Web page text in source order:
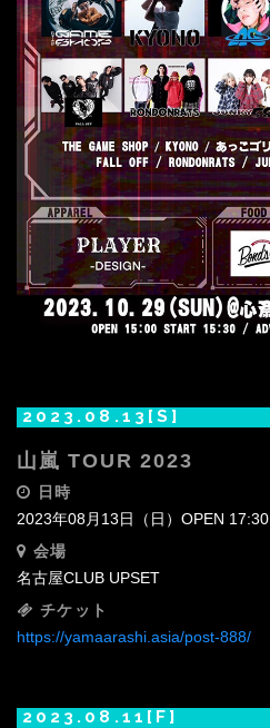
2023.08.13[S]
山嵐 TOUR 2023
日時
2023年08月13日（日）OPEN 17:30
会場
名古屋CLUB UPSET‬
チケット
https://yamaarashi.asia/post-888/
2023.08.11[F]